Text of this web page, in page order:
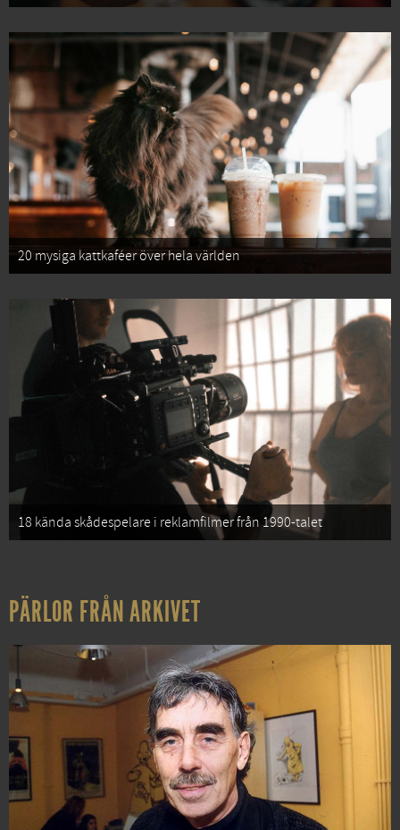
20 mysiga kattkaféer över hela världen
18 kända skådespelare i reklamfilmer från 1990-talet
PÄRLOR FRÅN ARKIVET